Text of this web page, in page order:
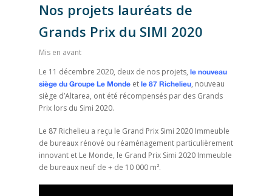
Nos projets lauréats de
Grands Prix du SIMI 2020
Mis en avant
Le 11 décembre 2020, deux de nos projets, le nouveau
siège du Groupe Le Monde et le 87 Richelieu, nouveau
siège d’Altarea, ont été récompensés par des Grands
Prix lors du Simi 2020.
Le 87 Richelieu a reçu le Grand Prix Simi 2020 Immeuble
de bureaux rénové ou réaménagement particulièrement
innovant et Le Monde, le Grand Prix Simi 2020 Immeuble
de bureaux neuf de + de 10 000 m².
Notre actualité